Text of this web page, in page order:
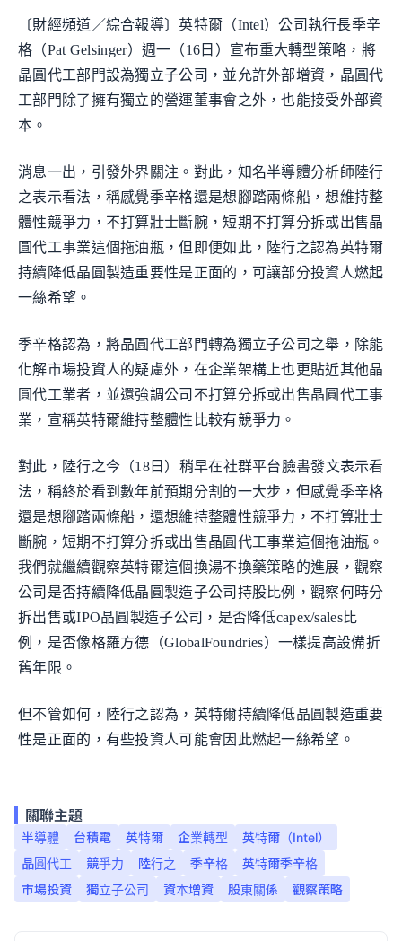
〔財經頻道／綜合報導〕英特爾（Intel）公司執行長季辛
格（Pat Gelsinger）週一（16日）宣布重大轉型策略，將
晶圓代工部門設為獨立子公司，並允許外部增資，晶圓代
工部門除了擁有獨立的營運董事會之外，也能接受外部資
本。
消息一出，引發外界關注。對此，知名半導體分析師陸行
之表示看法，稱感覺季辛格還是想腳踏兩條船，想維持整
體性競爭力，不打算壯士斷腕，短期不打算分拆或出售晶
圓代工事業這個拖油瓶，但即便如此，陸行之認為英特爾
持續降低晶圓製造重要性是正面的，可讓部分投資人燃起
一絲希望。
季辛格認為，將晶圓代工部門轉為獨立子公司之舉，除能
化解市場投資人的疑慮外，在企業架構上也更貼近其他晶
圓代工業者，並還強調公司不打算分拆或出售晶圓代工事
業，宣稱英特爾維持整體性比較有競爭力。
對此，陸行之今（18日）稍早在社群平台臉書發文表示看
法，稱終於看到數年前預期分割的一大步，但感覺季辛格
還是想腳踏兩條船，還想維持整體性競爭力，不打算壯士
斷腕，短期不打算分拆或出售晶圓代工事業這個拖油瓶。
我們就繼續觀察英特爾這個換湯不換藥策略的進展，觀察
公司是否持續降低晶圓製造子公司持股比例，觀察何時分
拆出售或IPO晶圓製造子公司，是否降低capex/sales比
例，是否像格羅方德（GlobalFoundries）一樣提高設備折
舊年限。
但不管如何，陸行之認為，英特爾持續降低晶圓製造重要
性是正面的，有些投資人可能會因此燃起一絲希望。
關聯主題
半導體 台積電 英特爾 企業轉型
英特爾（Intel）
晶圓代工
競爭力 陸行之 季辛格
英特爾季辛格
市場投資
獨立子公司 資本增資 股東關係 觀察策略